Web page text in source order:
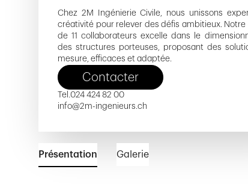
Chez 2M Ingénierie Civile, nous unissons
créativité pour relever des défis ambitieux. Notre
de 11 collaborateurs excelle dans le
des structures porteuses, proposant des
mesure, efficaces et adaptée.
Contacter
Tel.024 424 82 00
info@2m-ingenieurs.ch
Présentation Galerie